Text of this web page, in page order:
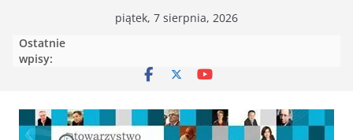
treści
piątek, 7 sierpnia, 2026
Ostatnie
wpisy: